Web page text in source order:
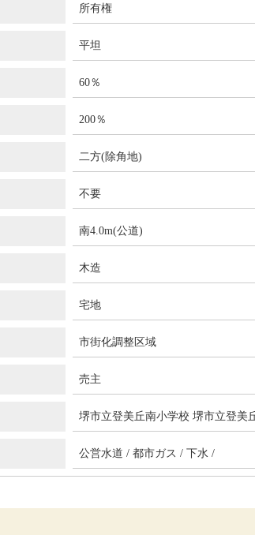
所有権
平坦
60％
200％
二方(除角地)
不要
南4.0m(公道)
木造
宅地
市街化調整区域
売主
堺市立登美丘南小学校 堺市立登美
公営水道 / 都市ガス / 下水 /